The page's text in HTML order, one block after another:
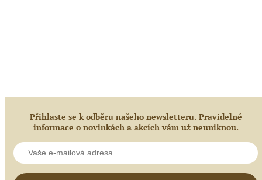
Přihlaste se k odběru našeho newsletteru. Pravidelné
informace o novinkách a akcích vám už neuniknou.